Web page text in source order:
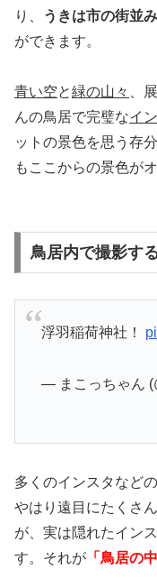
り、
うきは市の街並
ができます。
青い空と緑の山々 、
んの鳥居で完璧なイ
ットの景色を思う存
もここからの景色が
鳥居内で撮影す
浮羽稲荷神社！
— まこっちゃん
多くのインスタなど
やはり遠目にたくさ
が、実は隠れたイン
す。それが 「鳥居の